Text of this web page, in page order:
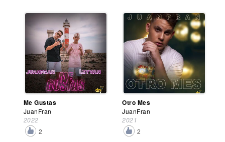
Me Gustas
JuanFran
2022
2
Otro Mes
JuanFran
2021
2